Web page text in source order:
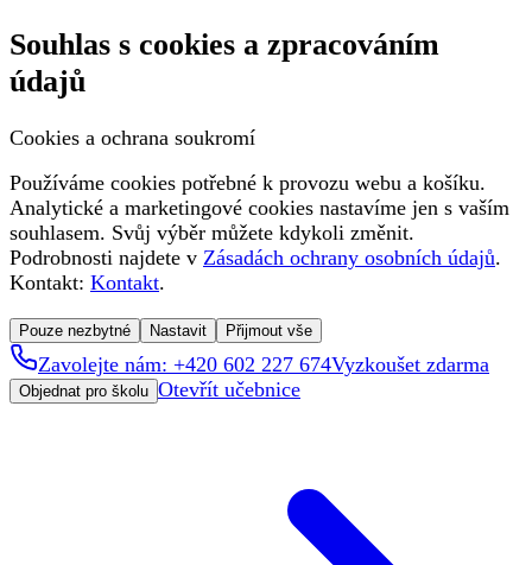
Souhlas s cookies a zpracováním
údajů
Cookies a ochrana soukromí
Používáme cookies potřebné k provozu webu a košíku.
Analytické a marketingové cookies nastavíme jen s vaším
souhlasem. Svůj výběr můžete kdykoli změnit.
Podrobnosti najdete v Zásadách ochrany osobních údajů.
Kontakt: Kontakt.
Pouze nezbytné Nastavit Přijmout vše
Zavolejte nám: +420 602 227 674Vyzkoušet zdarma
Objednat pro školu Otevřít učebnice